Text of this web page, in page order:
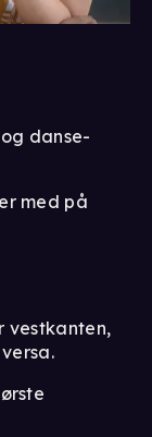
danse-
med på
vestkanten,